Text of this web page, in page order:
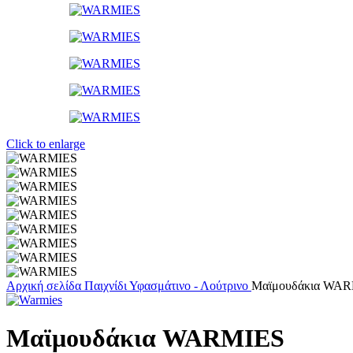
Click to enlarge
Αρχική σελίδα Παιχνίδι Υφασμάτινο - Λούτρινο Μαϊμουδάκια
Μαϊμουδάκια WARMIES